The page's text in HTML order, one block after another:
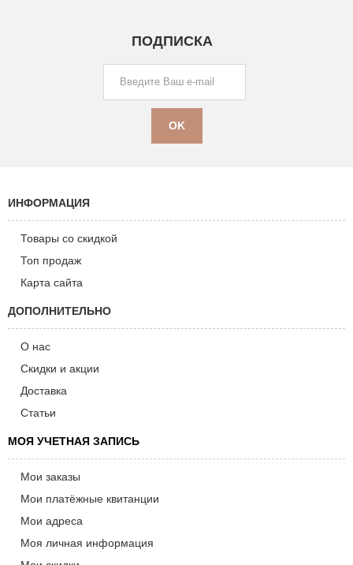
ПОДПИСКА
ИНФОРМАЦИЯ
Товары со скидкой
Топ продаж
Карта сайта
ДОПОЛНИТЕЛЬНО
О нас
Скидки и акции
Доставка
Статьи
МОЯ УЧЕТНАЯ ЗАПИСЬ
Мои заказы
Мои платёжные квитанции
Мои адреса
Моя личная информация